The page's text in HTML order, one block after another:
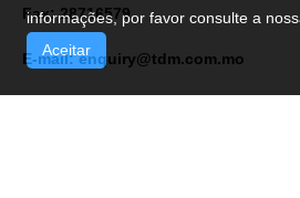
Fax: 28716579
E-mail:enquiry@tdm.com.mo
informações, por favor consulte a
Aceitar